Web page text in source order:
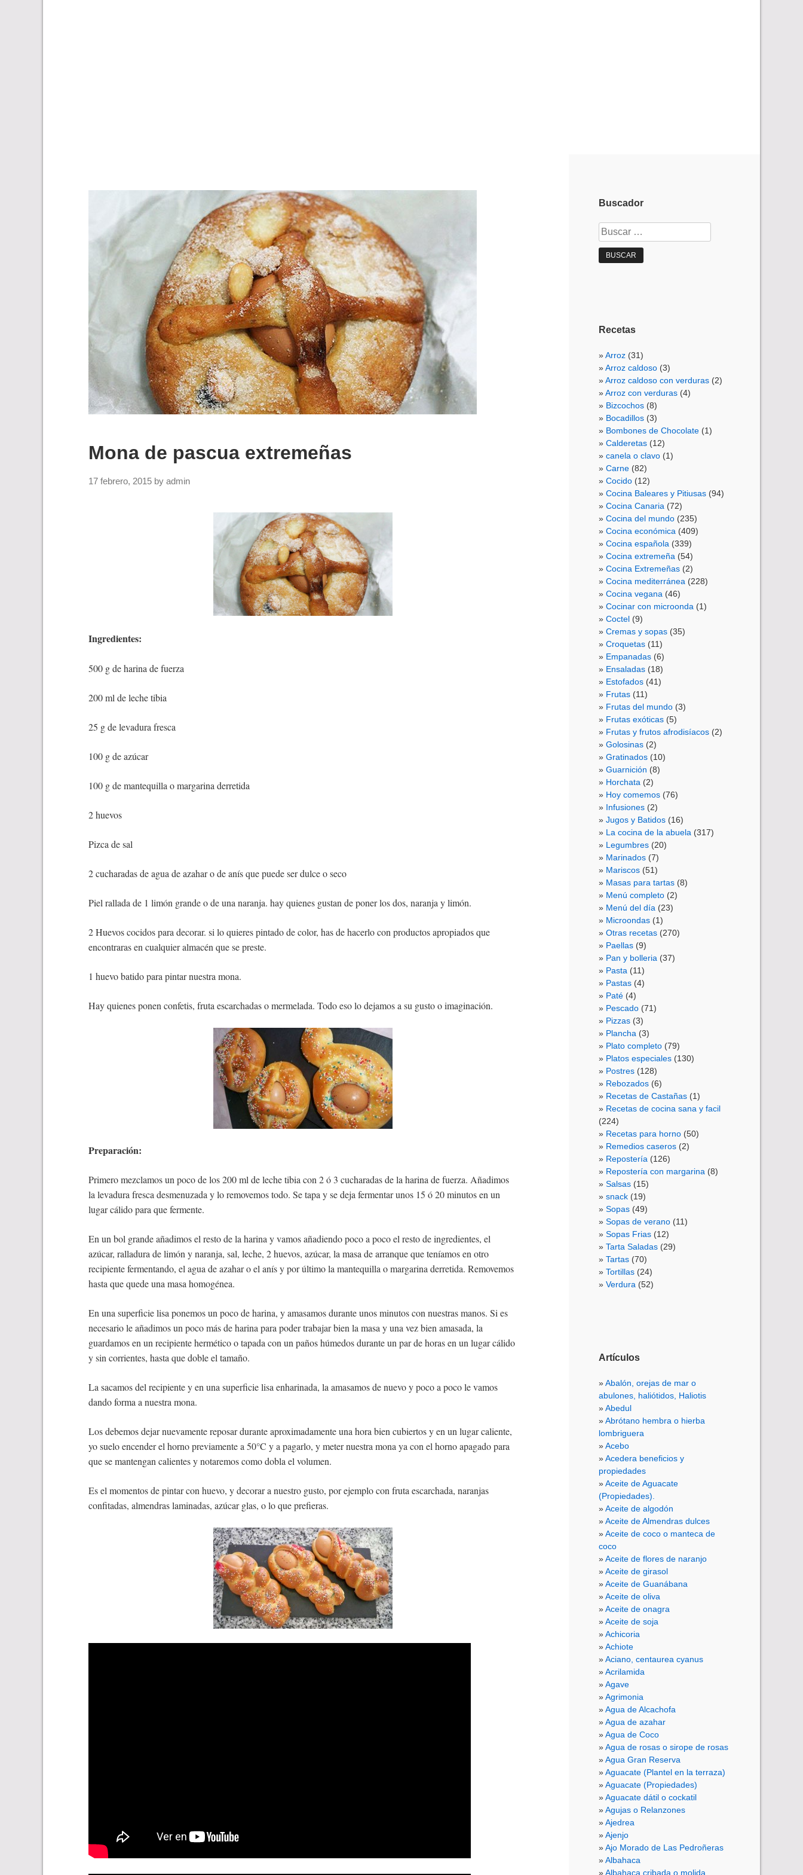
Mona de pascua extremeñas
17 febrero, 2015 by admin
Ingredientes:
500 g de harina de fuerza
200 ml de leche tibia
25 g de levadura fresca
100 g de azúcar
100 g de mantequilla o margarina derretida
2 huevos
Pizca de sal
2 cucharadas de agua de azahar o de anís que puede ser dulce o seco
Piel rallada de 1 limón grande o de una naranja. hay quienes gustan de poner los dos, naranja y limón.
2 Huevos cocidos para decorar. si lo quieres pintado de color, has de hacerlo con productos apropiados que
encontraras en cualquier almacén que se preste.
1 huevo batido para pintar nuestra mona.
Hay quienes ponen confetis, fruta escarchadas o mermelada. Todo eso lo dejamos a su gusto o imaginación.
Preparación:
Primero mezclamos un poco de los 200 ml de leche tibia con 2 ó 3 cucharadas de la harina de fuerza. Añadimos
la levadura fresca desmenuzada y lo removemos todo. Se tapa y se deja fermentar unos 15 ó 20 minutos en un
lugar cálido para que fermente.
En un bol grande añadimos el resto de la harina y vamos añadiendo poco a poco el resto de ingredientes, el
azúcar, ralladura de limón y naranja, sal, leche, 2 huevos, azúcar, la masa de arranque que teníamos en otro
recipiente fermentando, el agua de azahar o el anís y por último la mantequilla o margarina derretida. Removemos
hasta que quede una masa homogénea.
En una superficie lisa ponemos un poco de harina, y amasamos durante unos minutos con nuestras manos. Si es
necesario le añadimos un poco más de harina para poder trabajar bien la masa y una vez bien amasada, la
guardamos en un recipiente hermético o tapada con un paños húmedos durante un par de horas en un lugar cálido
y sin corrientes, hasta que doble el tamaño.
La sacamos del recipiente y en una superficie lisa enharinada, la amasamos de nuevo y poco a poco le vamos
dando forma a nuestra mona.
Los debemos dejar nuevamente reposar durante aproximadamente una hora bien cubiertos y en un lugar caliente,
yo suelo encender el horno previamente a 50°C y a pagarlo, y meter nuestra mona ya con el horno apagado para
que se mantengan calientes y notaremos como dobla el volumen.
Es el momentos de pintar con huevo, y decorar a nuestro gusto, por ejemplo con fruta escarchada, naranjas
confitadas, almendras laminadas, azúcar glas, o lo que prefieras.
Buscador
Buscar:
Recetas
Arroz (31)
Arroz caldoso (3)
Arroz caldoso con verduras (2)
Arroz con verduras (4)
Bizcochos (8)
Bocadillos (3)
Bombones de Chocolate (1)
Calderetas (12)
canela o clavo (1)
Carne (82)
Cocido (12)
Cocina Baleares y Pitiusas (94)
Cocina Canaria (72)
Cocina del mundo (235)
Cocina económica (409)
Cocina española (339)
Cocina extremeña (54)
Cocina Extremeñas (2)
Cocina mediterránea (228)
Cocina vegana (46)
Cocinar con microonda (1)
Coctel (9)
Cremas y sopas (35)
Croquetas (11)
Empanadas (6)
Ensaladas (18)
Estofados (41)
Frutas (11)
Frutas del mundo (3)
Frutas exóticas (5)
Frutas y frutos afrodisíacos (2)
Golosinas (2)
Gratinados (10)
Guarnición (8)
Horchata (2)
Hoy comemos (76)
Infusiones (2)
Jugos y Batidos (16)
La cocina de la abuela (317)
Legumbres (20)
Marinados (7)
Mariscos (51)
Masas para tartas (8)
Menú completo (2)
Menú del día (23)
Microondas (1)
Otras recetas (270)
Paellas (9)
Pan y bolleria (37)
Pasta (11)
Pastas (4)
Paté (4)
Pescado (71)
Pizzas (3)
Plancha (3)
Plato completo (79)
Platos especiales (130)
Postres (128)
Rebozados (6)
Recetas de Castañas (1)
Recetas de cocina sana y facil
(224)
Recetas para horno (50)
Remedios caseros (2)
Repostería (126)
Repostería con margarina (8)
Salsas (15)
snack (19)
Sopas (49)
Sopas de verano (11)
Sopas Frias (12)
Tarta Saladas (29)
Tartas (70)
Tortillas (24)
Verdura (52)
Artículos
Abalón, orejas de mar o
abulones, haliótidos, Haliotis
Abedul
Abrótano hembra o hierba
lombriguera
Acebo
Acedera beneficios y
propiedades
Aceite de Aguacate
(Propiedades).
Aceite de algodón
Aceite de Almendras dulces
Aceite de coco o manteca de
coco
Aceite de flores de naranjo
Aceite de girasol
Aceite de Guanábana
Aceite de oliva
Aceite de onagra
Aceite de soja
Achicoria
Achiote
Aciano, centaurea cyanus
Acrilamida
Agave
Agrimonia
Agua de Alcachofa
Agua de azahar
Agua de Coco
Agua de rosas o sirope de rosas
Agua Gran Reserva
Aguacate (Plantel en la terraza)
Aguacate (Propiedades)
Aguacate dátil o cockatil
Agujas o Relanzones
Ajedrea
Ajenjo
Ajo Morado de Las Pedroñeras
Albahaca
Albahaca cribada o molida